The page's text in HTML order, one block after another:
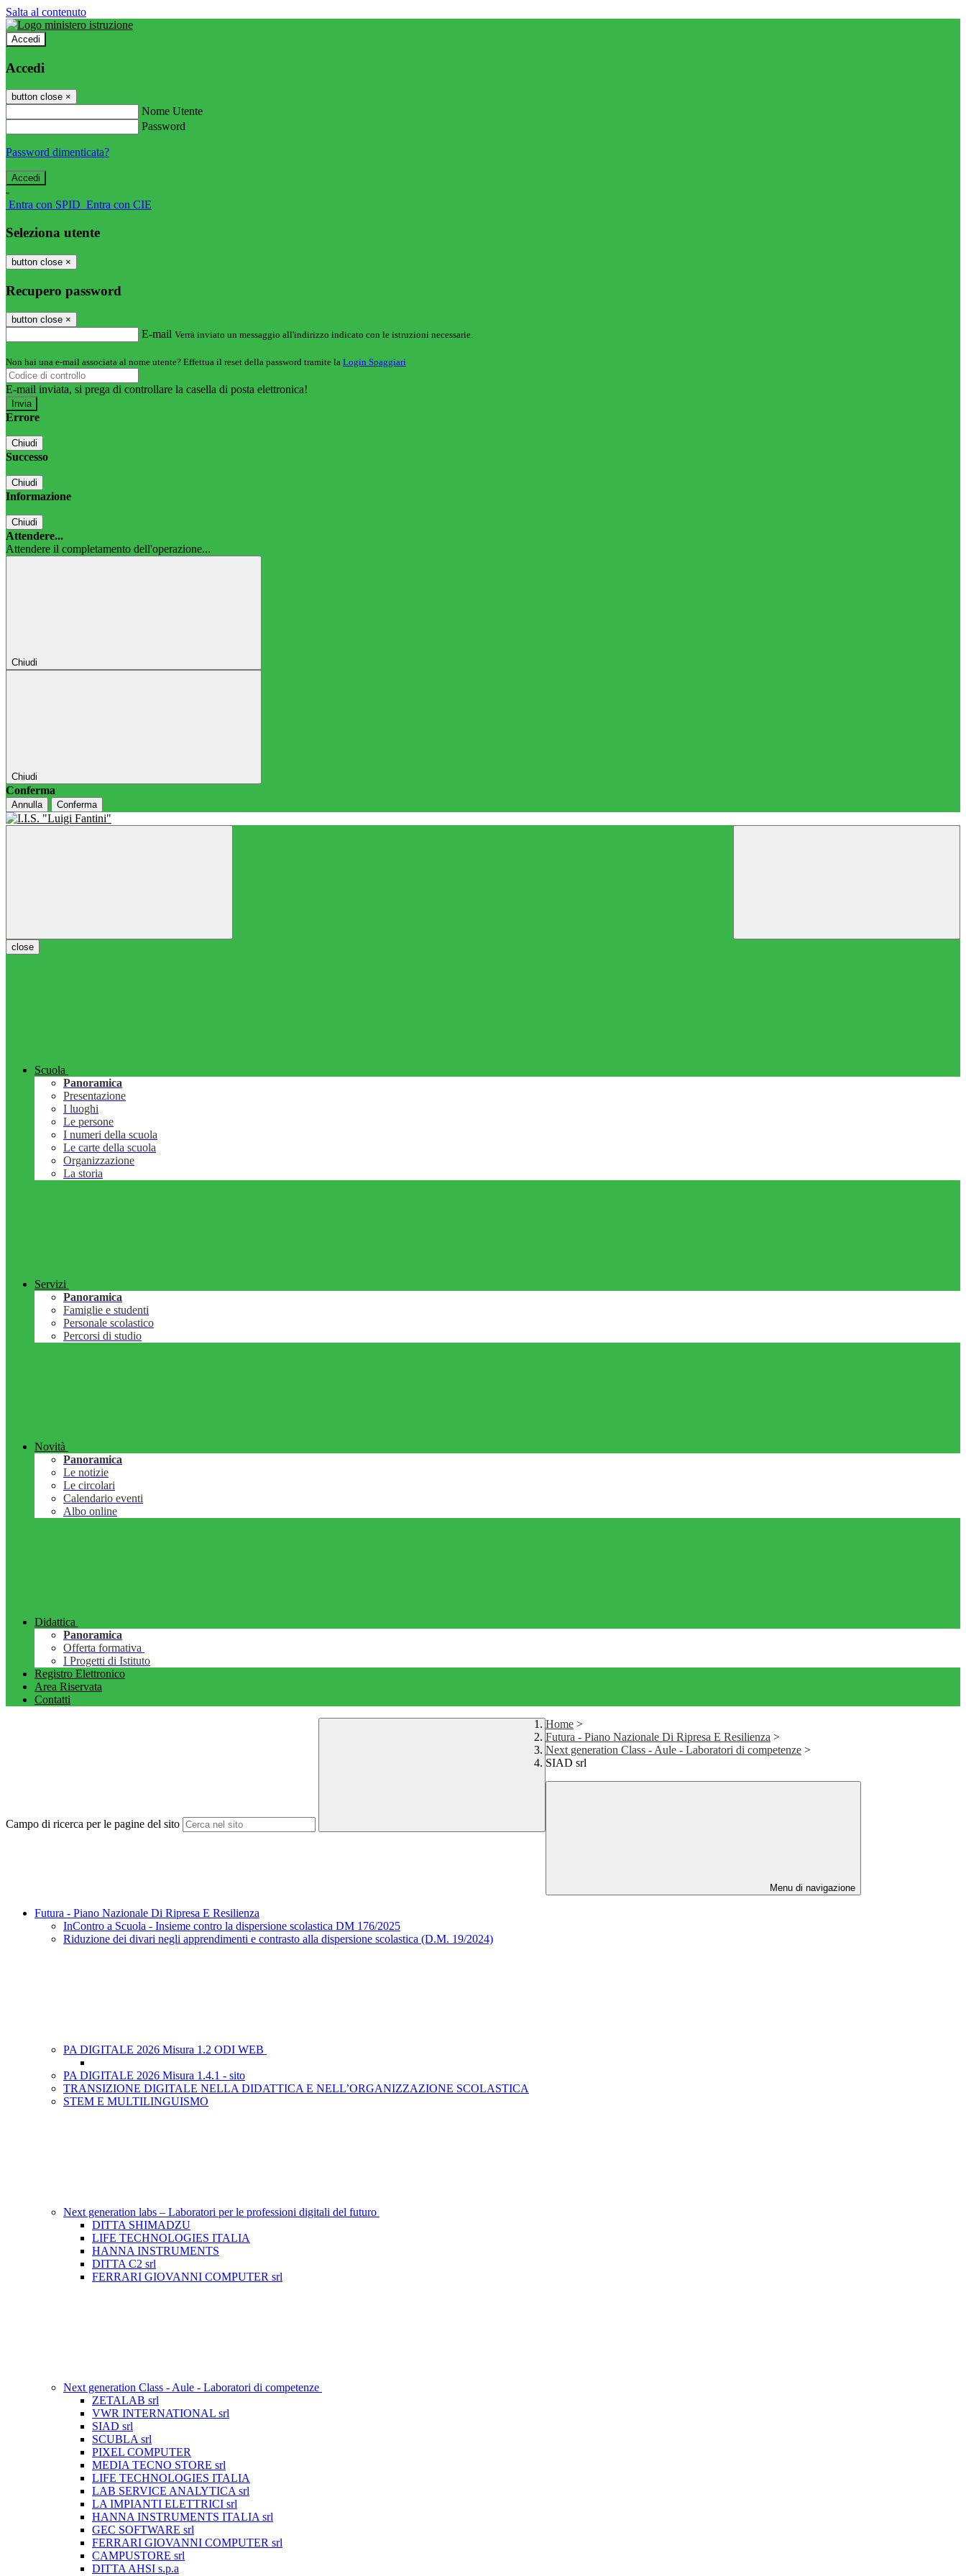
Salta al contenuto
Accedi
Accedi
button close ×
Nome Utente
Password
Password dimenticata?
-
Entra con SPID Entra con CIE
Seleziona utente
button close ×
Recupero password
button close ×
E-mail Verrà inviato un messaggio all'indirizzo indicato con le istruzioni necessarie.
Non hai una e-mail associata al nome utente? Effettua il reset della password tramite la Login Spaggiari
E-mail inviata, si prega di controllare la casella di posta elettronica!
Errore
Chiudi
Successo
Chiudi
Informazione
Chiudi
Attendere...
Attendere il completamento dell'operazione...
Chiudi
Chiudi
Conferma
Annulla Conferma
close
Scuola
Panoramica
Presentazione
I luoghi
Le persone
I numeri della scuola
Le carte della scuola
Organizzazione
La storia
Servizi
Panoramica
Famiglie e studenti
Personale scolastico
Percorsi di studio
Novità
Panoramica
Le notizie
Le circolari
Calendario eventi
Albo online
Didattica
Panoramica
Offerta formativa
I Progetti di Istituto
Registro Elettronico
Area Riservata
Contatti
Campo di ricerca per le pagine del sito
Home >
Futura - Piano Nazionale Di Ripresa E Resilienza >
Next generation Class - Aule - Laboratori di competenze >
SIAD srl
Menu di navigazione
Futura - Piano Nazionale Di Ripresa E Resilienza
InContro a Scuola - Insieme contro la dispersione scolastica DM 176/2025
Riduzione dei divari negli apprendimenti e contrasto alla dispersione scolastica (D.M. 19/2024)
PA DIGITALE 2026 Misura 1.2 ODI WEB
PA DIGITALE 2026 Misura 1.4.1 - sito
TRANSIZIONE DIGITALE NELLA DIDATTICA E NELL’ORGANIZZAZIONE SCOLASTICA
STEM E MULTILINGUISMO
Next generation labs – Laboratori per le professioni digitali del futuro
DITTA SHIMADZU
LIFE TECHNOLOGIES ITALIA
HANNA INSTRUMENTS
DITTA C2 srl
FERRARI GIOVANNI COMPUTER srl
Next generation Class - Aule - Laboratori di competenze
ZETALAB srl
VWR INTERNATIONAL srl
SIAD srl
SCUBLA srl
PIXEL COMPUTER
MEDIA TECNO STORE srl
LIFE TECHNOLOGIES ITALIA
LAB SERVICE ANALYTICA srl
LA IMPIANTI ELETTRICI srl
HANNA INSTRUMENTS ITALIA srl
GEC SOFTWARE srl
FERRARI GIOVANNI COMPUTER srl
CAMPUSTORE srl
DITTA AHSI s.p.a